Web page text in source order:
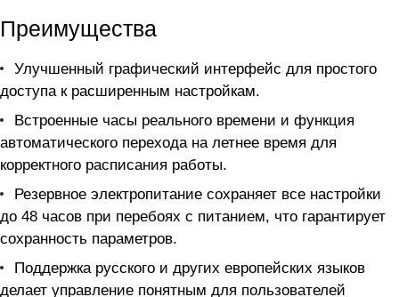
Преимущества
Улучшенный графический интерфейс для простого
доступа к расширенным настройкам.
Встроенные часы реального времени и функция
автоматического перехода на летнее время для
корректного расписания работы.
Резервное электропитание сохраняет все настройки
до 48 часов при перебоях с питанием, что гарантирует
сохранность параметров.
Поддержка русского и других европейских языков
делает управление понятным для пользователей